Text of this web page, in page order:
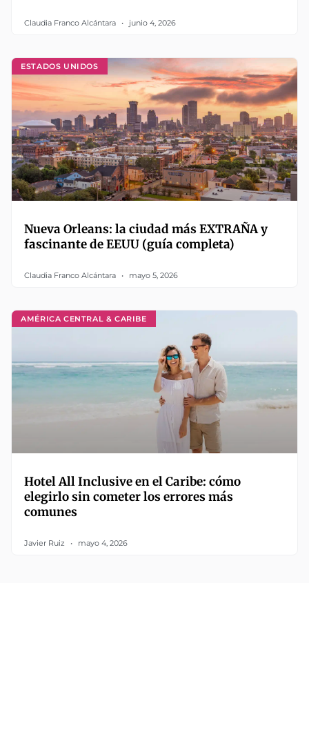
Claudia Franco Alcántara junio 4, 2026
ESTADOS UNIDOS
Nueva Orleans: la ciudad más EXTRAÑA y
fascinante de EEUU (guía completa)
Claudia Franco Alcántara mayo 5, 2026
AMÉRICA CENTRAL & CARIBE
Hotel All Inclusive en el Caribe: cómo
elegirlo sin cometer los errores más
comunes
Javier Ruiz mayo 4, 2026